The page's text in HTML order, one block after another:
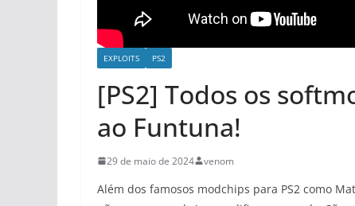
EXPLOITS PS2
[PS2] Todos os
ao Funtuna!
29 de maio de 2024 venom
Além dos famosos modchips para PS2 como